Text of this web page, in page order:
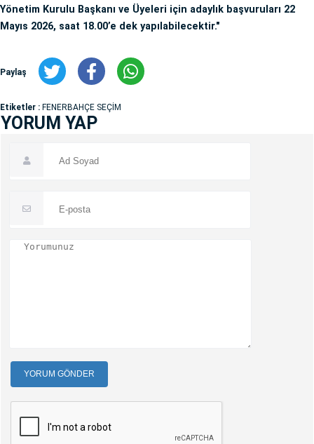
Yönetim Kurulu Başkanı ve Üyeleri için adaylık başvuruları 22
Mayıs 2026, saat 18.00’e dek yapılabilecektir."
Paylaş
Etiketler : FENERBAHÇE SEÇİM
YORUM YAP
YORUM GÖNDER